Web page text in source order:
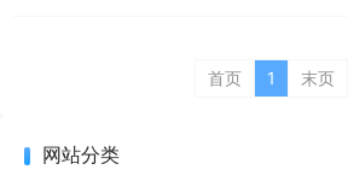
首页 1 末页
网站分类